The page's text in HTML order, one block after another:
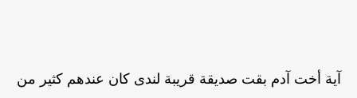
آية أخت آدم بقت صديقة قريبة لندى كان عندهم كثير من